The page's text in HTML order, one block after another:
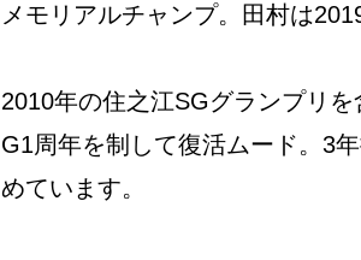
メモリアルチャンプ。田村は
2010年の住之江SGグランプリ
G1周年を制して復活ムード。3
めています。